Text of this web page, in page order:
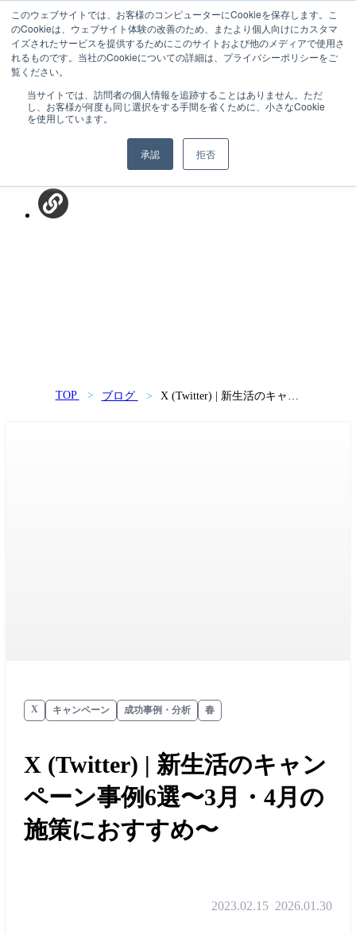
このウェブサイトでは、お客様のコンピューターにCookieを保存します。こ
のCookieは、ウェブサイト体験の改善のため、またより個人向けにカスタマ
イズされたサービスを提供するためにこのサイトおよび他のメディアで使用さ
れるものです。当社のCookieについての詳細は、プライバシーポリシーをご
覧ください。
当サイトでは、訪問者の個人情報を追跡することはありません。ただ
し、お客様が何度も同じ選択をする手間を省くために、小さなCookie
を使用しています。
承認 拒否
記事を
TOP ブログ
X (Twitter) | 新生活のキャン
X キャンペーン 成功事例・分析 春
X (Twitter) | 新生活のキャン
ペーン事例6選〜3月・4月の
施策におすすめ〜
2023.02.15 2026.01.30